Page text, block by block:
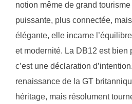
notion même de grand
puissante, plus connectée,
élégante, elle incarne
et modernité. La DB12 est bien
c’est une déclaration
renaissance de la GT
héritage, mais résolument